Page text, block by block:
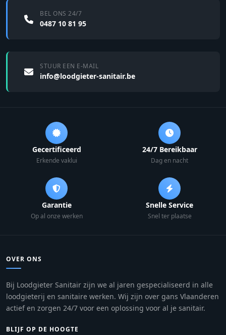
BEL ONS 24/7
0487 10 81 95
STUUR EEN E-MAIL
info@loodgieter-sanitair.be
Gecertificeerd
Erkende vaklui
24/7 Bereikbaar
Dag en nacht
Garantie
Op al onze werken
Snelle Service
Snel ter plaatse
OVER ONS
Bij Loodgieter Sanitair zijn we al jaren gespecialiseerd in alle
loodgieterij en sanitaire werken. Wij zijn over gans Vlaanderen
actief en zorgen 24/7 voor een oplossing voor al je sanitair.
BLIJF OP DE HOOGTE